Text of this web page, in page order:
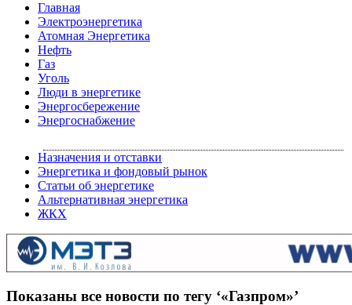
Главная
Электроэнергетика
Атомная Энергетика
Нефть
Газ
Уголь
Люди в энергетике
Энергосбережение
Энергоснабжение
Назначения и отставки
Энергетика и фондовый рынок
Статьи об энергетике
Альтернативная энергетика
ЖКХ
Показаны все новости по тегу ‘«Газпром»’